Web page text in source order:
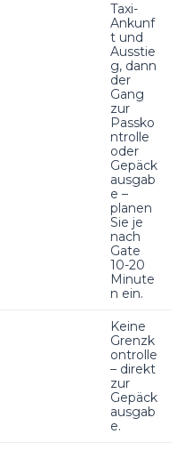
Taxi-
Ankunf
t und
Ausstie
g, dann
der
Gang
zur
Passko
ntrolle
oder
Gepäck
ausgab
e –
planen
Sie je
nach
Gate
10-20
Minute
n ein.
Keine
Grenzk
ontrolle
– direkt
zur
Gepäck
ausgab
e.